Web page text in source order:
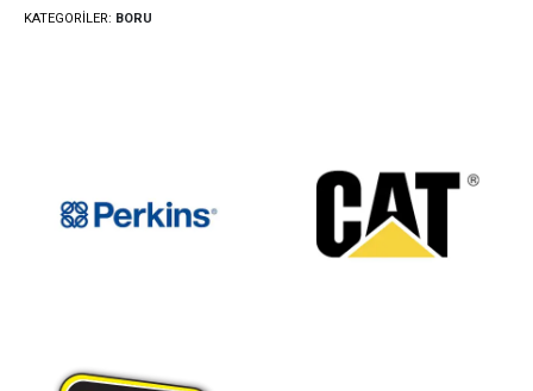
KATEGORILER: BORU